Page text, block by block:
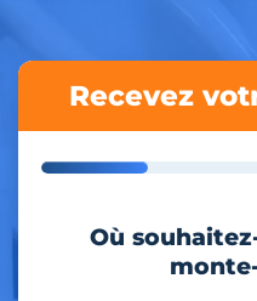
Recevez
Où